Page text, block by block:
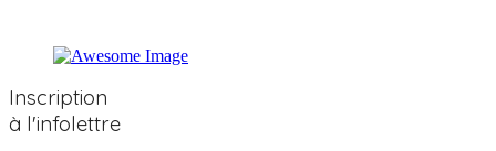
Inscription
à l'infolettre